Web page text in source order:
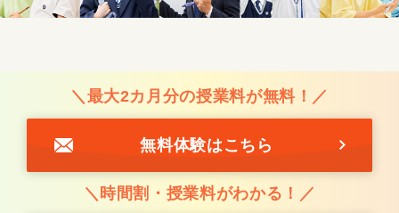
＼最大2カ月分の授業料が無料！／
無料体験はこちら
＼時間割・授業料がわかる！／